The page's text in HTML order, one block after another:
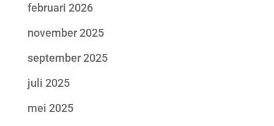
februari 2026
november 2025
september 2025
juli 2025
mei 2025